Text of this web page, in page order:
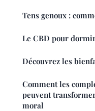
Tens genoux :
Le CBD pour
Découvrez les
Comment les
peuvent
moral